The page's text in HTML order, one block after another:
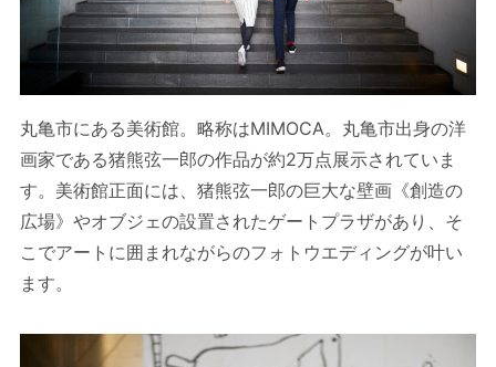
丸亀市にある美術館。略称はMIMOCA。丸亀市出身の洋
画家である猪熊弦一郎の作品が約2万点展示されていま
す。美術館正面には、猪熊弦一郎の巨大な壁画《創造の
広場》やオブジェの設置されたゲートプラザがあり、そ
こでアートに囲まれながらのフォトウエディングが叶い
ます。